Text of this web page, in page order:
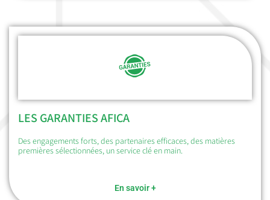
LES GARANTIES AFICA
Des engagements forts, des partenaires efficaces, des matières
premières sélectionnées, un service clé en main.
En savoir +